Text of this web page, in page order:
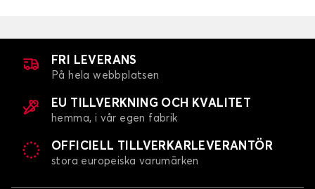
FRI LEVERANS
På hela webbplatsen
EU TILLVERKNING OCH KVALITET
hemma, i vår egen fabrik
OFFICIELL TILLVERKARLEVERANTÖR
stora europeiska varumärken